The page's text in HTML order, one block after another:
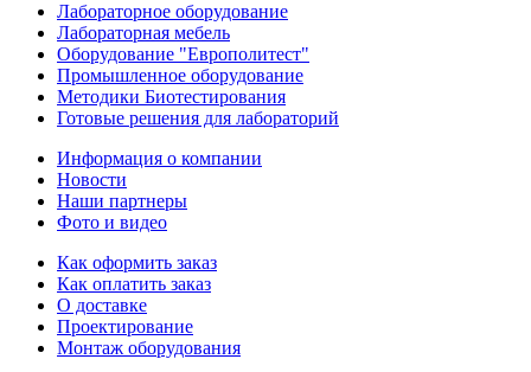
Лабораторное оборудование
Лабораторная мебель
Оборудование "Европолитест"
Промышленное оборудование
Методики Биотестирования
Готовые решения для лабораторий
Информация о компании
Новости
Наши партнеры
Фото и видео
Как оформить заказ
Как оплатить заказ
О доставке
Проектирование
Монтаж оборудования